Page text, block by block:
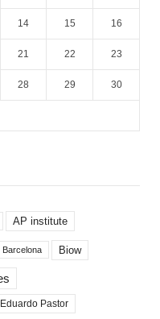
14 15 16
21 22 23
28 29 30
AP institute
Barcelona Biow
Eduardo Pastor